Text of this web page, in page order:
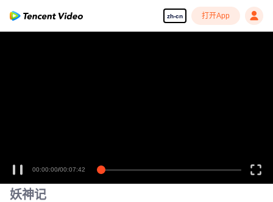
zh-cn 打开App
00:00:00/00:07:42
妖神记